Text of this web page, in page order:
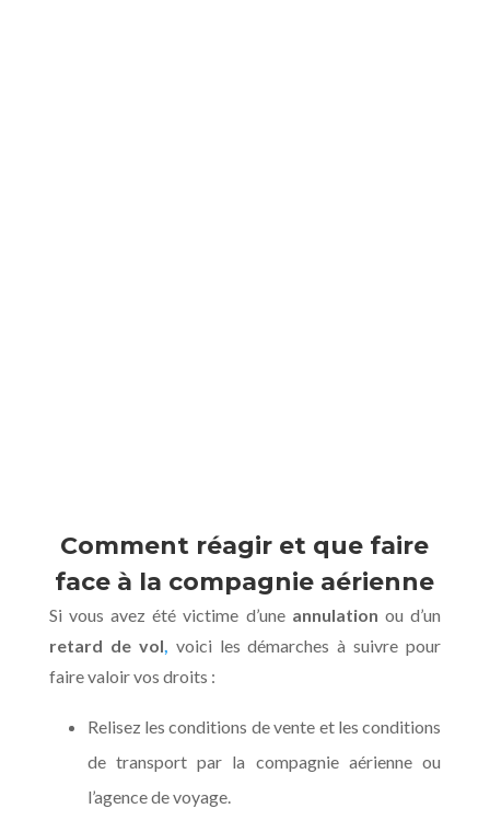
Comment réagir et que faire
face à la compagnie aérienne
Si vous avez été victime d’une annulationou d’un
retard de vol
voici les démarches à suivre pour
faire valoir vos droits :
Relisez les conditions de vente et les conditions
de transport par la compagnie aérienne ou
l’agence de voyage.